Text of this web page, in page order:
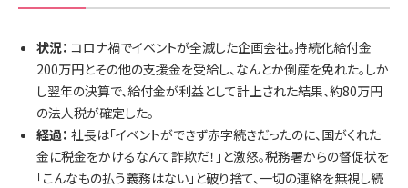
状況： コロナ禍でイベントが全滅した企画会社。持続化給付金
200万円とその他の支援金を受給し、なんとか倒産を免れた。しか
し翌年の決算で、給付金が利益として計上された結果、約80万円
の法人税が確定した。
経過： 社長は「イベントができず赤字続きだったのに、国がくれた
金に税金をかけるなんて詐欺だ！」と激怒。税務署からの督促状を
「こんなもの払う義務はない」と破り捨て、一切の連絡を無視し続